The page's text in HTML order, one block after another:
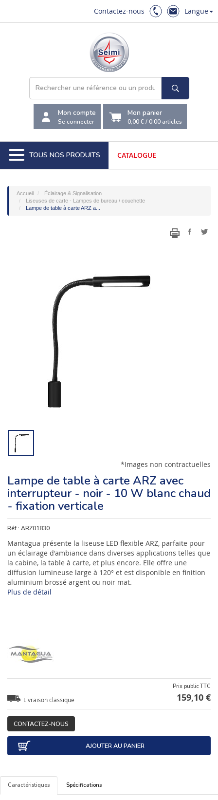
Contactez-nous Langue
Mon compte
Se connecter
Mon panier
0,00 €/0,00 articles
TOUS NOS PRODUITS CATALOGUE
Accueil
Éclairage & Signalisation
Liseuses de carte - Lampes de bureau / couchette
Lampe de table à carte ARZ a...
*Images non contractuelles
Lampe de table à carte ARZ avec
interrupteur - noir - 10 W blanc chaud
- fixation verticale
Réf : ARZ01830
Mantagua présente la liseuse LED flexible ARZ, parfaite pour
un éclairage d'ambiance dans diverses applications telles que
la cabine, la table à carte, et plus encore. Elle offre une
diffusion lumineuse large à 120° et est disponible en finition
aluminium brossé argent ou noir mat.
Plus de détail
Livraison classique
Prix public TTC
159,10 €
CONTACTEZ-NOUS
AJOUTER AU PANIER
Caractéristiques Spécifications